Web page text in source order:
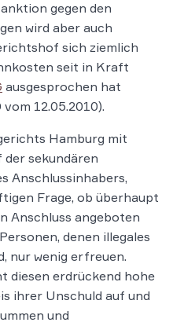
gegen den
wird aber auch
sich ziemlich
seit in Kraft
ausgesprochen hat
12.05.2010).
Hamburg mit
sekundären
Anschlussinhabers,
Frage, ob überhaupt
Anschluss angeboten
denen illegales
nur wenig erfreuen.
diesen erdrückend hohe
ihrer Unschuld auf und
und